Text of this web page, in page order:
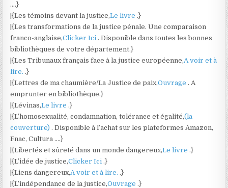
….}
|{Les témoins devant la justice,Le livre.}
|{Les transformations de la justice pénale. Une comparaison
franco-anglaise,Clicker Ici. Disponible dans toutes les bonnes
bibliothèques de votre département.}
|{Les Tribunaux français face à la justice européenne,A voir et à
lire..}
|{Lettres de ma chaumière/La Justice de paix,Ouvrage. A
emprunter en bibliothèque.}
|{Lévinas,Le livre.}
|{L’homosexualité, condamnation, tolérance et égalité,(la
couverture). Disponible à l’achat sur les plateformes Amazon,
Fnac, Cultura ….}
|{Libertés et sûreté dans un monde dangereux,Le livre.}
|{L’idée de justice,Clicker Ici.}
|{Liens dangereux,A voir et à lire..}
|{L’indépendance de la justice,Ouvrage.}